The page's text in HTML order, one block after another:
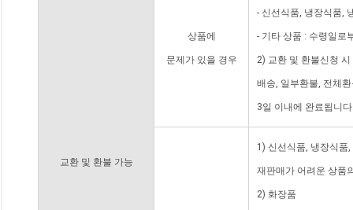
교환 및 환불 가능
상품에
문제가 있을 경우
- 신선식품, 냉장식품,
- 기타 상품 : 수령일로
2) 교환 및 환불신청
배송, 일부환불, 전체
3일 이내에 완료됩니
1) 신선식품, 냉장식품
재판매가 어려운 상품
2) 화장품